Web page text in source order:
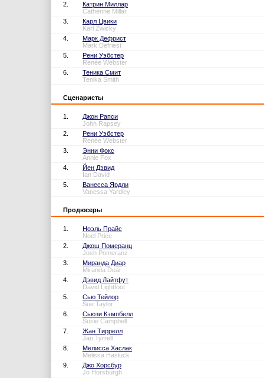
2.
Катрин Миллар
Catherine Millar
3.
Карл Цвики
Karl Zwicky
4.
Марк Дефрист
Mark Defriest
5.
Рени Уэбстер
Renée Webster
6.
Теника Смит
Tenika Smith
Сценаристы
1.
Джон Рапси
John Rapsey
2.
Рени Уэбстер
Renée Webster
3.
Энни Фокс
Annie Fox
4.
Йен Дэвид
Ian David
5.
Ванесса Ярдли
Vanessa Yardley
Продюсеры
1.
Ноэль Прайс
Noel Price
2.
Джош Померанц
Josh Pomeranz
3.
Миранда Диар
Miranda Dear
4.
Дэвид Лайтфут
David Lightfoot
5.
Сью Тейлор
Sue Taylor
6.
Сьюзи Кэмпбелл
Susie Campbell
7.
Жан Тиррелл
Jan Tyrrell
8.
Мелисса Хаслак
Melissa Hasluck
9.
Джо Хорсбур
Jo Horsburgh